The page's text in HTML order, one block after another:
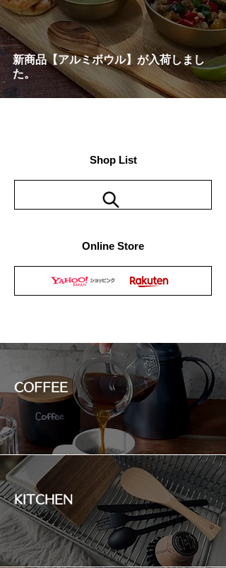
新商品【アルミボウル】が入荷しまし
た。
Shop List
Online Store
COFFEE
KITCHEN